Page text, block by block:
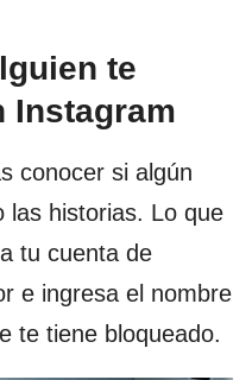
te
Instagram
conocer si algún
las historias. Lo que
tu cuenta de
e ingresa el nombre
te tiene bloqueado.